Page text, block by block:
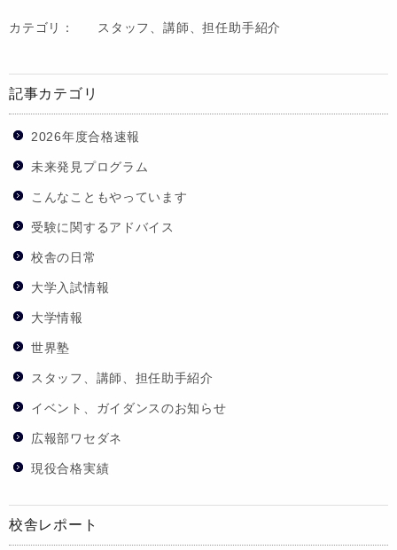
カテゴリ： スタッフ、講師、担任助手紹介
記事カテゴリ
2026年度合格速報
未来発見プログラム
こんなこともやっています
受験に関するアドバイス
校舎の日常
大学入試情報
大学情報
世界塾
スタッフ、講師、担任助手紹介
イベント、ガイダンスのお知らせ
広報部ワセダネ
現役合格実績
校舎レポート